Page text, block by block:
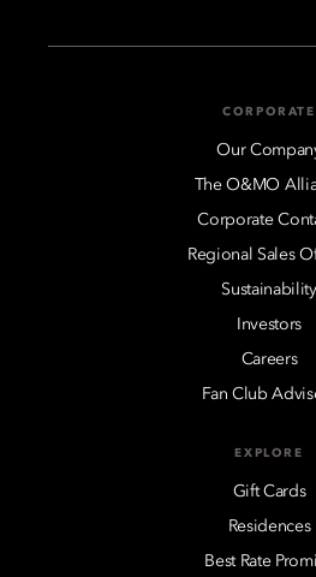
CORPORATE
Our
The O&MO
Corporate
Regional Sales
Sustainability
Investors
Careers
Fan Club
EXPLORE
Gift Cards
Residences
Best Rate